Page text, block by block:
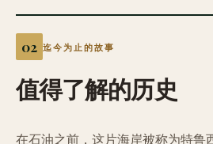
迄今为止的故事
值得了解的历史
在石油之前，这片海岸被称为特鲁